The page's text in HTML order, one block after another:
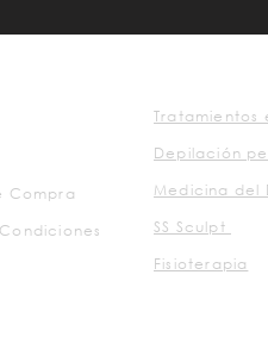
Compra
Tratamientos
Depilación
Medicina del
SS Sculpt
Fisioterapia